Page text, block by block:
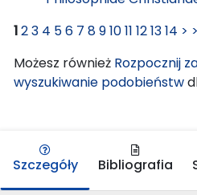
123 4 56 7 891011 121314 >
Możesz również Rozpocznij
wyszukiwanie podobieństw
Szczegóły Bibliografia